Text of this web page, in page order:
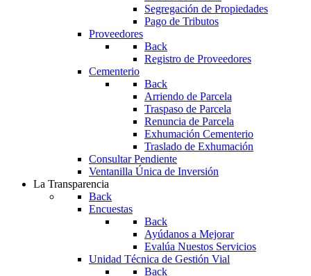
Segregación de Propiedades
Pago de Tributos
Proveedores
Back
Registro de Proveedores
Cementerio
Back
Arriendo de Parcela
Traspaso de Parcela
Renuncia de Parcela
Exhumación Cementerio
Traslado de Exhumación
Consultar Pendiente
Ventanilla Única de Inversión
La Transparencia
Back
Encuestas
Back
Ayúdanos a Mejorar
Evalúa Nuestos Servicios
Unidad Técnica de Gestión Vial
Back